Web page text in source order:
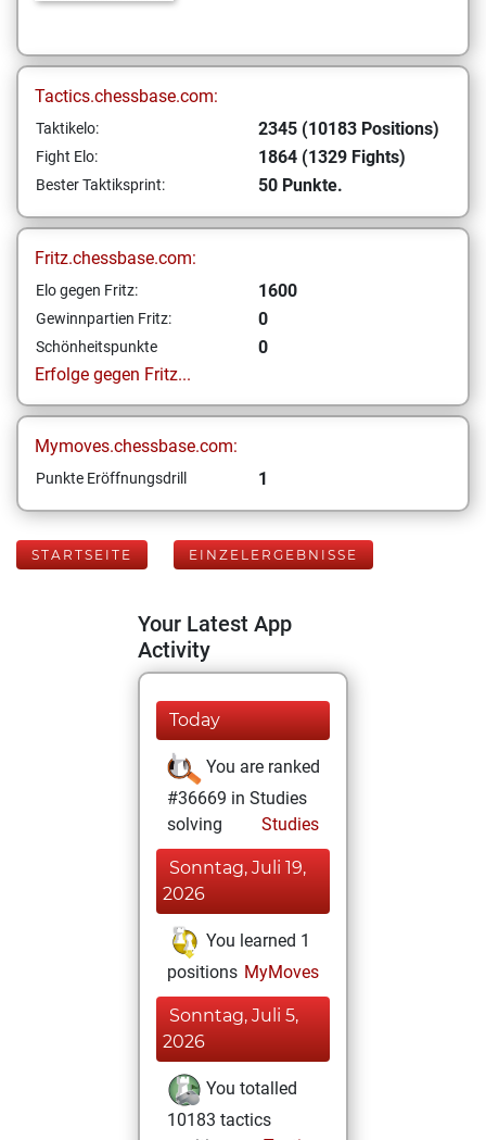
Tactics.chessbase.com:
Taktikelo: 2345 (10183 Positions)
Fight Elo: 1864 (1329 Fights)
Bester Taktiksprint: 50 Punkte.
Fritz.chessbase.com:
Elo gegen Fritz: 1600
Gewinnpartien Fritz: 0
Schönheitspunkte
0
Erfolge gegen Fritz...
Mymoves.chessbase.com:
Punkte Eröffnungsdrill 1
STARTSEITE EINZELERGEBNISSE
Your Latest App
Activity
Today
You are ranked
#36669 in Studies
solving
Studies
Sonntag, Juli 19,
2026
You learned 1
positions MyMoves
Sonntag, Juli 5,
2026
You totalled
10183 tactics